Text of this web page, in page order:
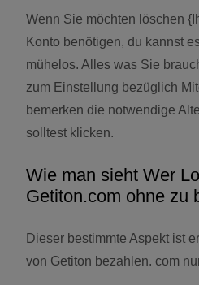
Wenn Sie möchten löschen
Konto benötigen, du kannst
mühelos. Alles was Sie
zum Einstellung bezüglich
bemerken die notwendige
solltest klicken.
Wie man sieht Wer
Getiton.com ohne zu
Dieser bestimmte Aspekt ist
von Getiton bezahlen. com